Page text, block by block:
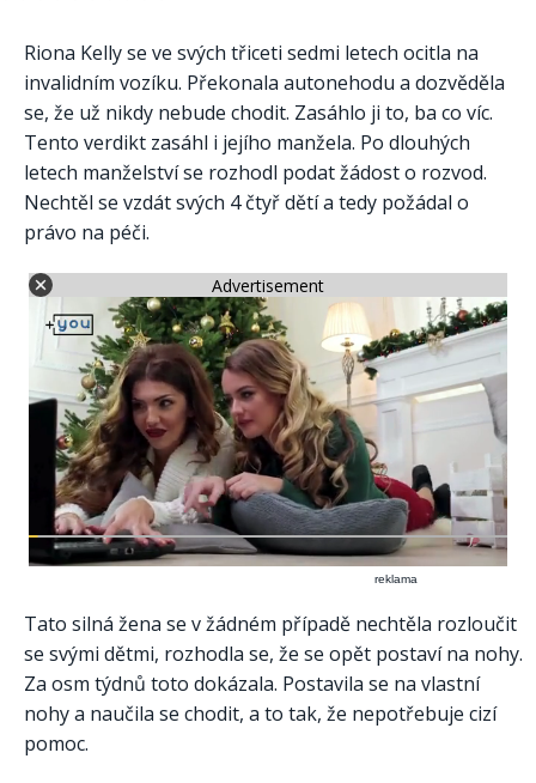
Riona Kelly se ve svých třiceti sedmi letech ocitla na
invalidním vozíku. Překonala autonehodu a dozvěděla
se, že už nikdy nebude chodit. Zasáhlo ji to, ba co víc.
Tento verdikt zasáhl i jejího manžela. Po dlouhých
letech manželství se rozhodl podat žádost o rozvod.
Nechtěl se vzdát svých 4 čtyř dětí a tedy požádal o
právo na péči.
Advertisement
reklama
Tato silná žena se v žádném případě nechtěla rozloučit
se svými dětmi, rozhodla se, že se opět postaví na nohy.
Za osm týdnů toto dokázala. Postavila se na vlastní
nohy a naučila se chodit, a to tak, že nepotřebuje cizí
pomoc.